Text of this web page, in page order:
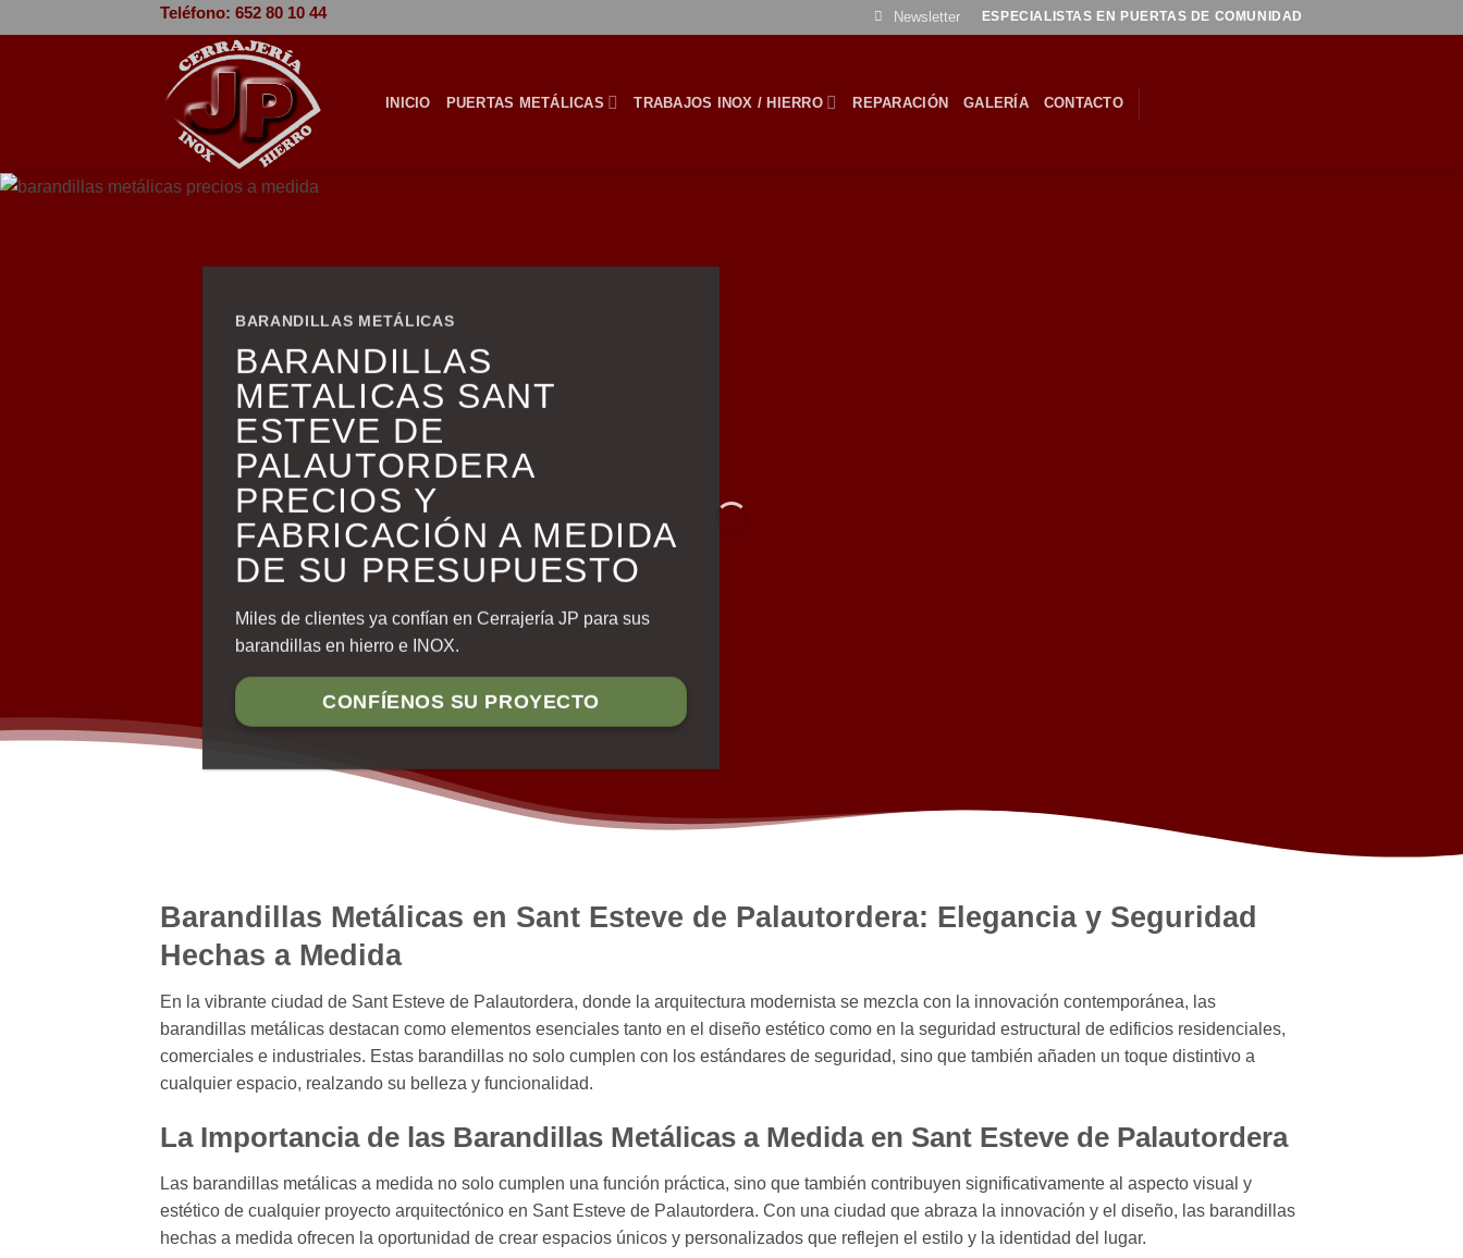
al
Teléfono: 652 80 10 44 Newsletter ESPECIALISTAS EN PUERTAS DE COMUNIDAD
INICIO PUERTAS METÁLICAS TRABAJOS INOX / HIERRO REPARACIÓN GALERÍA CONTACTO
BARANDILLAS METÁLICAS
BARANDILLAS
METALICAS SANT
ESTEVE DE
PALAUTORDERA
PRECIOS Y
FABRICACIÓN A MEDIDA
DE SU PRESUPUESTO
Miles de clientes ya confían en Cerrajería JP para sus
barandillas en hierro e INOX.
CONFÍENOS SU PROYECTO
Barandillas Metálicas en Sant Esteve de Palautordera: Elegancia y Seguridad
Hechas a Medida
En la vibrante ciudad de Sant Esteve de Palautordera, donde la arquitectura modernista se mezcla con la innovación contemporánea, las
barandillas metálicas destacan como elementos esenciales tanto en el diseño estético como en la seguridad estructural de edificios residenciales,
comerciales e industriales. Estas barandillas no solo cumplen con los estándares de seguridad, sino que también añaden un toque distintivo a
cualquier espacio, realzando su belleza y funcionalidad.
La Importancia de las Barandillas Metálicas a Medida en Sant Esteve de Palautordera
Las barandillas metálicas a medida no solo cumplen una función práctica, sino que también contribuyen significativamente al aspecto visual y
estético de cualquier proyecto arquitectónico en Sant Esteve de Palautordera. Con una ciudad que abraza la innovación y el diseño, las barandillas
hechas a medida ofrecen la oportunidad de crear espacios únicos y personalizados que reflejen el estilo y la identidad del lugar.